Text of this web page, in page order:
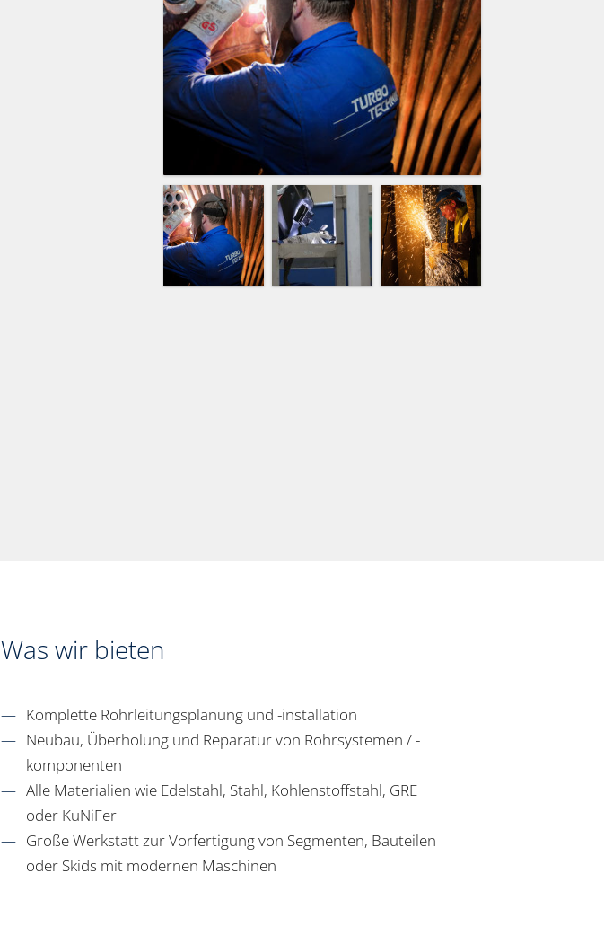
Was wir bieten
Komplette Rohrleitungsplanung und -installation
Neubau, Überholung und Reparatur von Rohrsystemen / -
komponenten
Alle Materialien wie Edelstahl, Stahl, Kohlenstoffstahl, GRE
oder KuNiFer
Große Werkstatt zur Vorfertigung von Segmenten, Bauteilen
oder Skids mit modernen Maschinen